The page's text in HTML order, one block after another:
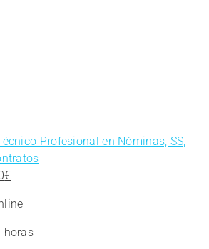
Profesional en Nóminas, SS,
€
actual
horas